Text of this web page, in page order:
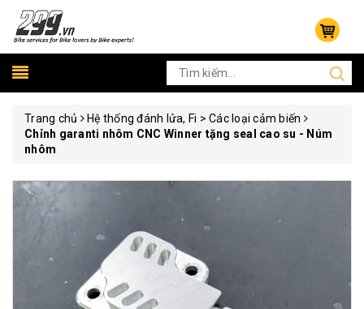
Trang chủ
Hệ thống đánh lửa, Fi > Các loại cảm biến
Chỉnh garanti nhôm CNC Winner tặng seal cao su - Núm
nhôm